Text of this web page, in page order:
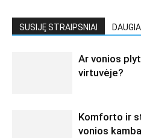
SUSIJĘ STRAIPSNIAI
Ar vonios
virtuvėje?
Komforto ir
vonios